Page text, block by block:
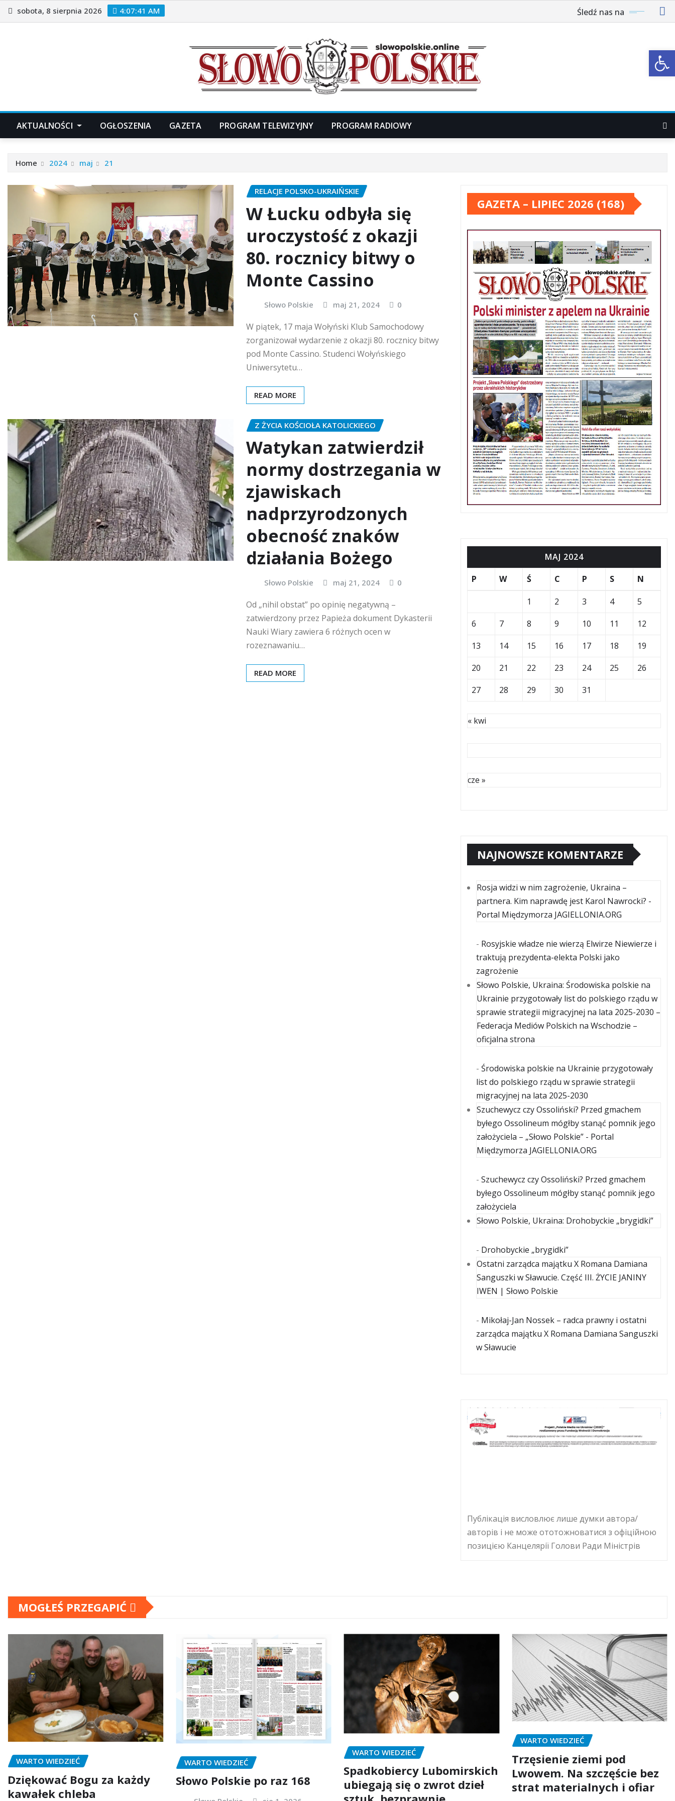
Skip
to
sobota, 8 sierpnia 2026 4:07:42 AM Śledź nas na
AKTUALNOŚCI OGŁOSZENIA GAZETA PROGRAM TELEWIZYJNY PROGRAM RADIOWY
Home 2024 maj 21
RELACJE POLSKO-UKRAIŃSKIE
W Łucku odbyła się
uroczystość z okazji
80. rocznicy bitwy o
Monte Cassino
Słowo Polskie maj 21, 2024 0
W piątek, 17 maja Wołyński Klub Samochodowy
zorganizował wydarzenie z okazji 80. rocznicy bitwy
pod Monte Cassino. Studenci Wołyńskiego
Uniwersytetu…
READ MORE
Z ŻYCIA KOŚCIOŁA KATOLICKIEGO
Watykan zatwierdził
normy dostrzegania w
zjawiskach
nadprzyrodzonych
obecność znaków
działania Bożego
Słowo Polskie maj 21, 2024 0
Od „nihil obstat” po opinię negatywną –
zatwierdzony przez Papieża dokument Dykasterii
Nauki Wiary zawiera 6 różnych ocen w
rozeznawaniu…
READ MORE
GAZETA – LIPIEC 2026 (168)
MAJ 2024
P
W Ś C P S N
1 2 3 4
5
6
7 8 9 10 11
12
13
14 15 16 17 18
19
20
21 22 23 24 25
26
27
28 29 30 31
« kwi
cze »
NAJNOWSZE KOMENTARZE
Rosja widzi w nim zagrożenie, Ukraina –
partnera. Kim naprawdę jest Karol Nawrocki? -
Portal Międzymorza JAGIELLONIA.ORG
- Rosyjskie władze nie wierzą Elwirze Niewierze i
traktują prezydenta-elekta Polski jako
zagrożenie
Słowo Polskie, Ukraina: Środowiska polskie na
Ukrainie przygotowały list do polskiego rządu w
sprawie strategii migracyjnej na lata 2025-2030 –
Federacja Mediów Polskich na Wschodzie –
oficjalna strona
- Środowiska polskie na Ukrainie przygotowały
list do polskiego rządu w sprawie strategii
migracyjnej na lata 2025-2030
Szuchewycz czy Ossoliński? Przed gmachem
byłego Ossolineum mógłby stanąć pomnik jego
założyciela – „Słowo Polskie” - Portal
Międzymorza JAGIELLONIA.ORG
- Szuchewycz czy Ossoliński? Przed gmachem
byłego Ossolineum mógłby stanąć pomnik jego
założyciela
Słowo Polskie, Ukraina: Drohobyckie „brygidki”
- Drohobyckie „brygidki”
Ostatni zarządca majątku X Romana Damiana
Sanguszki w Sławucie. Część III. ŻYCIE JANINY
IWEN | Słowo Polskie
- Mikołaj-Jan Nossek – radca prawny i ostatni
zarządca majątku X Romana Damiana Sanguszki
w Sławucie
Публікація висловлює лише думки автора/
авторів і не може ототожноватися з офіційною
позицією Канцелярії Голови Ради Міністрів
MOGŁEŚ PRZEGAPIĆ
WARTO WIEDZIEĆ
Dziękować Bogu za każdy
kawałek chleba
WARTO WIEDZIEĆ
Słowo Polskie po raz 168
WARTO WIEDZIEĆ
Spadkobiercy Lubomirskich
ubiegają się o zwrot dzieł
WARTO WIEDZIEĆ
Trzęsienie ziemi pod
Lwowem. Na szczęście bez
strat materialnych i ofiar